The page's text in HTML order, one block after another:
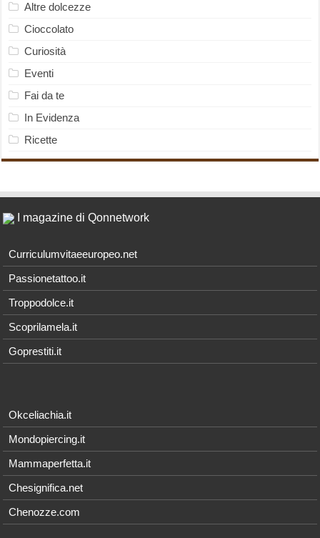
Altre dolcezze
Cioccolato
Curiosità
Eventi
Fai da te
In Evidenza
Ricette
I magazine di Qonnetwork
Curriculumvitaeeuropeo.net
Passionetattoo.it
Troppodolce.it
Scoprilamela.it
Goprestiti.it
Okceliachia.it
Mondopiercing.it
Mammaperfetta.it
Chesignifica.net
Chenozze.com